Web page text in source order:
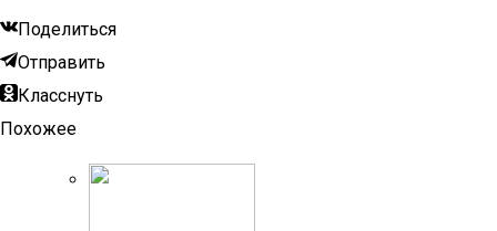
Поделиться
Отправить
Класснуть
Похожее